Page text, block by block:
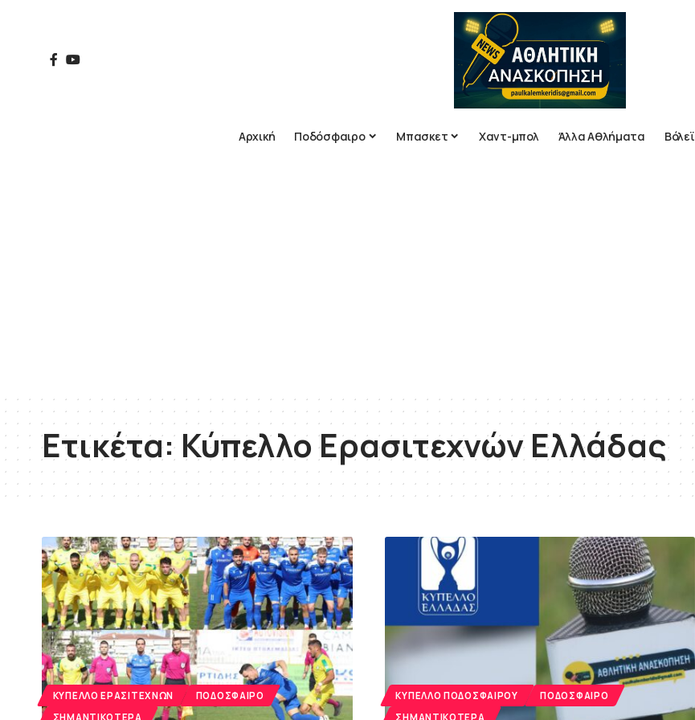
Αρχική Ποδόσφαιρο Μπασκετ Χαντ-μπολ Άλλα Αθλήματα Βόλεϊ
Ετικέτα:Κύπελλο Ερασιτεχνών Ελλάδας
ΚΎΠΕΛΛΟ ΕΡΑΣΙΤΕΧΝΏΝ
ΠΟΔΌΣΦΑΙΡΟ
ΣΗΜΑΝΤΙΚΌΤΕΡΑ
ΚΎΠΕΛΛΟ ΠΟΔΟΣΦΑΊΡΟΥ
ΠΟΔΌΣΦΑΙΡΟ
ΣΗΜΑΝΤΙΚΌΤΕΡΑ